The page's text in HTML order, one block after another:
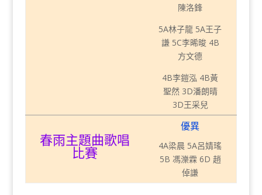
陳洛鋒
5A林子龍 5A王子
謙 5C李晞晙 4B
方文德
4B李鎧泓 4B黃
聖然 3D潘朗晴
3D王采兒
春雨主題曲歌唱
比賽
優異
4A梁晨 5A呂婧瑤
5B 馮濼霖 6D 趙
倬謙